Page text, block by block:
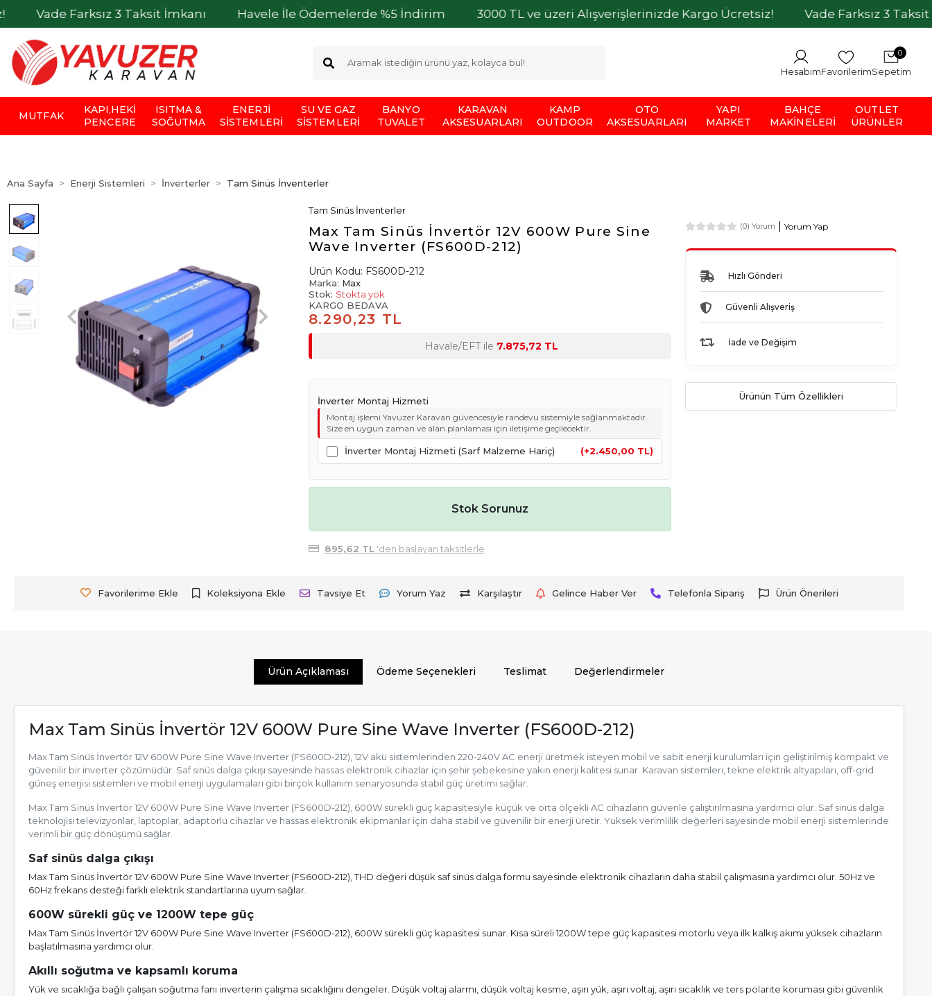
Farksız 3 Taksit İmkanı Havele İle Ödemelerde %5 İndirim 3000 TL ve üzeri Alışverişlerinizde Kargo Ücretsiz! Vade Farksız 3 Taksit İmkanı
HesabımFavorilerim
0
Sepetim
MUTFAK
KAPI,HEKI
PENCERE
ISITMA &
SOĞUTMA
ENERJI
SISTEMLERI
SU VE GAZ
SISTEMLERI
BANYO
TUVALET
KARAVAN
AKSESUARLARI
KAMP
OUTDOOR
OTO
AKSESUARLARI
YAPI
MARKET
BAHÇE
MAKINELERI
OUTLET
ÜRÜNLER
Ana Sayfa Enerji Sistemleri İnverterler Tam Sinüs İnventerler
Tam Sinüs İnventerler
Max Tam Sinüs İnvertör 12V 600W Pure Sine
Wave Inverter (FS600D-212)
Ürün Kodu: FS600D-212
Marka: Max
Stok: Stokta yok
KARGO BEDAVA
8.290,23 TL
Havale/EFT ile 7.875,72 TL
İnverter Montaj Hizmeti
Montaj işlemi Yavuzer Karavan güvencesiyle randevu sistemiyle sağlanmaktadır.
Size en uygun zaman ve alan planlaması için iletişime geçilecektir.
İnverter Montaj Hizmeti (Sarf Malzeme Hariç) (+2.450,00 TL)
Stok Sorunuz
895,62 TL'den başlayan taksitlerle
(0) Yorum Yorum Yap
Hızlı Gönderi
Güvenli Alışveriş
İade ve Değişim
Ürünün Tüm Özellikleri
Favorilerime Ekle Koleksiyona Ekle Tavsiye Et Yorum Yaz Karşılaştır Gelince Haber Ver Telefonla Sipariş Ürün Önerileri
Ürün Açıklaması Ödeme Seçenekleri Teslimat Değerlendirmeler
Max Tam Sinüs İnvertör 12V 600W Pure Sine Wave Inverter (FS600D-212)
Max Tam Sinüs İnvertör 12V 600W Pure Sine Wave Inverter (FS600D-212), 12V akü sistemlerinden 220-240V AC enerji üretmek isteyen mobil ve sabit enerji kurulumları için geliştirilmiş kompakt ve
güvenilir bir inverter çözümüdür. Saf sinüs dalga çıkışı sayesinde hassas elektronik cihazlar için şehir şebekesine yakın enerji kalitesi sunar. Karavan sistemleri, tekne elektrik altyapıları, off-grid
güneş enerjisi sistemleri ve mobil enerji uygulamaları gibi birçok kullanım senaryosunda stabil güç üretimi sağlar.
Max Tam Sinüs İnvertör 12V 600W Pure Sine Wave Inverter (FS600D-212), 600W sürekli güç kapasitesiyle küçük ve orta ölçekli AC cihazların güvenle çalıştırılmasına yardımcı olur. Saf sinüs dalga
teknolojisi televizyonlar, laptoplar, adaptörlü cihazlar ve hassas elektronik ekipmanlar için daha stabil ve güvenilir bir enerji üretir. Yüksek verimlilik değerleri sayesinde mobil enerji sistemlerinde
verimli bir güç dönüşümü sağlar.
Saf sinüs dalga çıkışı
Max Tam Sinüs İnvertör 12V 600W Pure Sine Wave Inverter (FS600D-212), THD değeri düşük saf sinüs dalga formu sayesinde elektronik cihazların daha stabil çalışmasına yardımcı olur. 50Hz ve
60Hz frekans desteği farklı elektrik standartlarına uyum sağlar.
600W sürekli güç ve 1200W tepe güç
Max Tam Sinüs İnvertör 12V 600W Pure Sine Wave Inverter (FS600D-212), 600W sürekli güç kapasitesi sunar. Kısa süreli 1200W tepe güç kapasitesi motorlu veya ilk kalkış akımı yüksek cihazların
başlatılmasına yardımcı olur.
Akıllı soğutma ve kapsamlı koruma
Yük ve sıcaklığa bağlı çalışan soğutma fanı inverterin çalışma sıcaklığını dengeler. Düşük voltaj alarmı, düşük voltaj kesme, aşırı yük, aşırı voltaj, aşırı sıcaklık ve ters polarite koruması gibi güvenlik